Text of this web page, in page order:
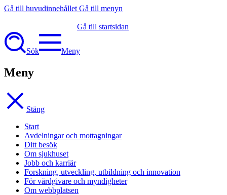
Gå till huvudinnehållet Gå till menyn
Gå till startsidan
Sök Meny
Meny
Stäng
Start
Avdelningar och mottagningar
Ditt besök
Om sjukhuset
Jobb och karriär
Forskning, utveckling, utbildning och innovation
För vårdgivare och myndigheter
Om webbplatsen